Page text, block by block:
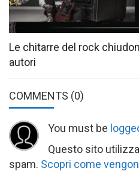
Le chitarre del rock
autori
COMMENTS (0)
You must be
Questo sito
spam. Scopri come